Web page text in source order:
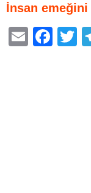
İnsan emeğini
E
F
T